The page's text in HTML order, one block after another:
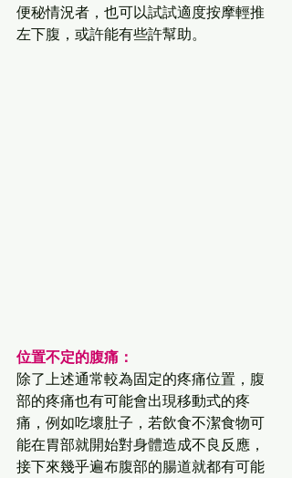
便秘情況者，也可以試試適度按摩輕推
左下腹，或許能有些許幫助。
位置不定的腹痛：
除了上述通常較為固定的疼痛位置，腹
部的疼痛也有可能會出現移動式的疼
痛，例如吃壞肚子，若飲食不潔食物可
能在胃部就開始對身體造成不良反應，
接下來幾乎遍布腹部的腸道就都有可能